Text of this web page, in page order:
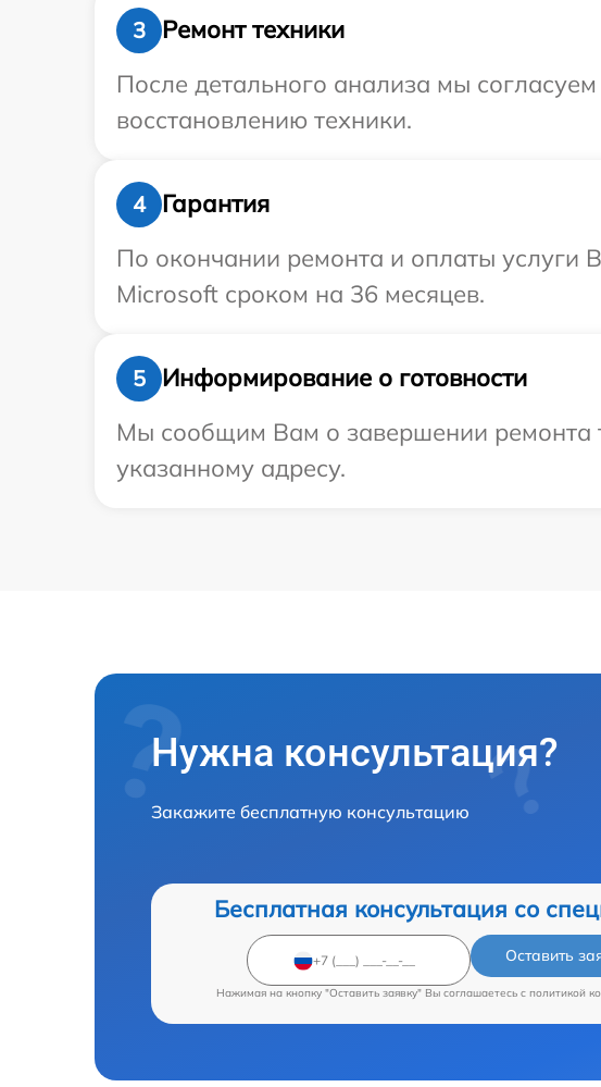
3
Ремонт техники
После детального анализа мы
восстановлению техники.
4
Гарантия
По окончании ремонта и оплаты услуги
Microsoft сроком на 36 месяцев.
5
Информирование о готовности
Мы сообщим Вам о завершении ремонта
указанному адресу.
Нужна консультация?
Закажите бесплатную консультацию
Бесплатная консультация со
Оставить
Нажимая на кнопку "Оставить заявку" Вы соглашаетесь c политикой